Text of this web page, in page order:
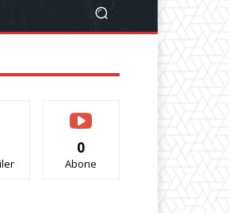
0
Abone